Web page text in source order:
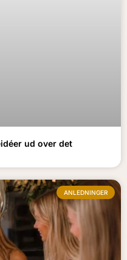
ud over det
ANLEDNINGER